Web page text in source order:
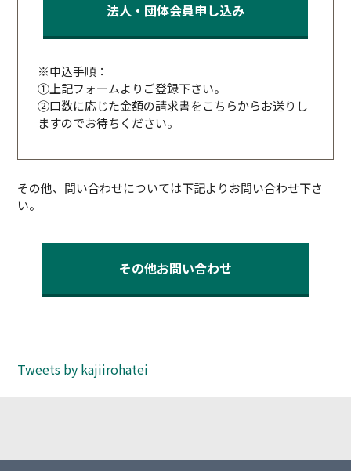
法人・団体会員申し込み
※申込手順：
①上記フォームよりご登録下さい。
②口数に応じた金額の請求書をこちらからお送りし
ますのでお待ちください。
その他、問い合わせについては下記よりお問い合わせ下さ
い。
その他お問い合わせ
Tweets by kajiirohatei